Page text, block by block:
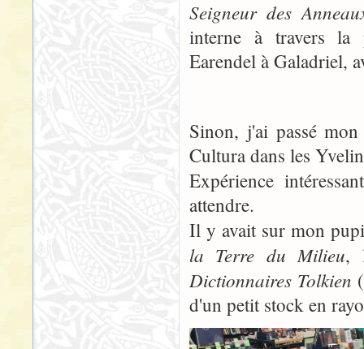
Seigneur des
interne à travers la
Earendel à Galadriel,
Sinon, j'ai passé
Cultura dans les
Expérience
attendre.
Il y avait sur mon
la Terre du Milieu,
Dictionnaires Tolkien
d'un petit stock en